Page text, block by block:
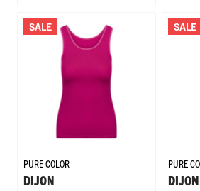
SALE
PURE COLOR
DIJON
SALE
PURE
DIJON